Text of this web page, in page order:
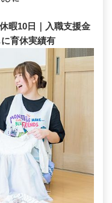
暇10日｜入職支援金
育休実績有